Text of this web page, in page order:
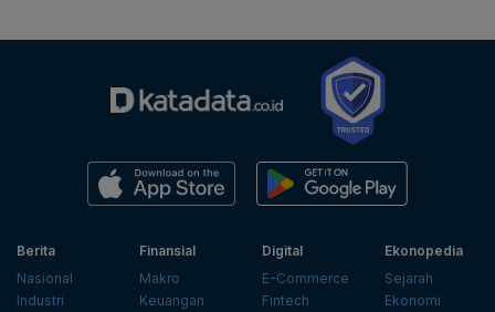
Berita
Nasional
Industri
Finansial
Makro
Keuangan
Digital
E-Commerce
Fintech
Ekonopedia
Sejarah
Ekonomi